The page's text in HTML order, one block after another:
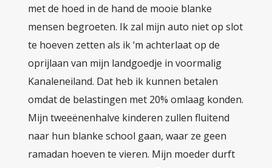
met de hoed in de hand de mooie blanke
mensen begroeten. Ik zal mijn auto niet op slot
te hoeven zetten als ik ‘m achterlaat op de
oprijlaan van mijn landgoedje in voormalig
Kanaleneiland. Dat heb ik kunnen betalen
omdat de belastingen met 20% omlaag konden.
Mijn tweeënenhalve kinderen zullen fluitend
naar hun blanke school gaan, waar ze geen
ramadan hoeven te vieren. Mijn moeder durft